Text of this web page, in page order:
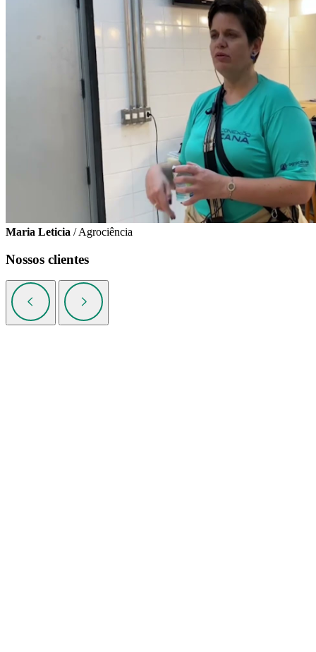
Maria Leticia / Agrociência
Nossos clientes